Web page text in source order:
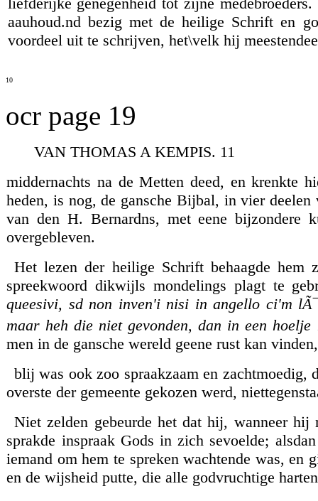
aauhoud.nd bezig met de heilige Schrift en
voordeel uit te schrijven, het\velk hij
10
ocr page 19
VAN THOMAS A KEMPIS. 11
middernachts na de Metten deed, en krenkte
heden, is nog, de gansche Bijbal, in vier
van den H. Bernardns, met eene bijzondere
overgebleven.
Het lezen der heilige Schrift behaagde
spreekwoord dikwijls mondelings plagt te
queesivi, sd non inven'i nisi in angello ci'm
maar heh die niet gevonden, dan in een hoelje
men in de gansche wereld geene rust kan
blij was ook zoo spraakzaam en
overste der gemeente gekozen werd,
Niet zelden gebeurde het dat hij, wanneer hij
sprakde inspraak Gods in zich sevoelde;
iemand om hem te spreken wachtende was,
en de wijsheid putte, die alle godvruchtige